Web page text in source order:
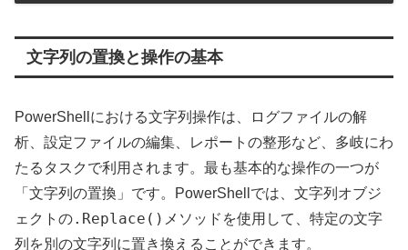
文字列の置換と操作の基本
PowerShellにおける文字列操作は、ログファイルの解
析、設定ファイルの編集、レポートの整形など、多岐にわ
たるタスクで利用されます。最も基本的な操作の一つが
「文字列の置換」です。PowerShellでは、文字列オブジ
ェクトの.Replace() メソッドを使用して、特定の文字
列を別の文字列に置き換えることができます。